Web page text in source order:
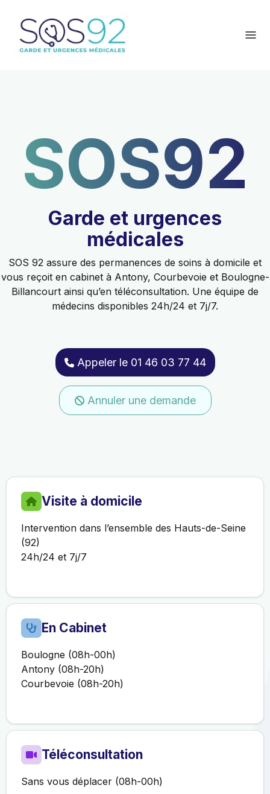
SOS92
Garde et urgences
médicales
SOS 92 assure des permanences de soins à domicile et
vous reçoit en cabinet à Antony, Courbevoie et Boulogne-
Billancourt ainsi qu’en téléconsultation. Une équipe de
médecins disponibles 24h/24 et 7j/7.
Appeler le 01 46 03 77 44
Annuler une demande
Visite à domicile
Intervention dans l’ensemble des Hauts-de-Seine
(92)
24h/24 et 7j/7
En Cabinet
Boulogne (08h-00h)
Antony (08h-20h)
Courbevoie (08h-20h)
Téléconsultation
Sans vous déplacer (08h-00h)